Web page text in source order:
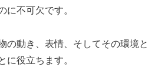
に不可欠です。
動き、表情、そしてその環境と
に役立ちます。